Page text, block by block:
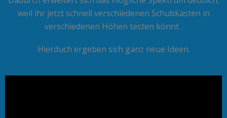
weil ihr jetzt schnell verschiedenen Schubkästen in
verschiedenen Höhen testen könnt .
Hierduch ergeben sich ganz neue Ideen.